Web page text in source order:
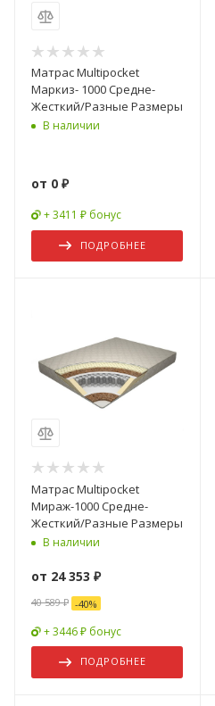
Матрас Multipocket
Маркиз- 1000 Средне-
Жесткий/Разные Размеры
В наличии
от 0 ₽
+ 3411 ₽ бонус
ПОДРОБНЕЕ
Матрас Multipocket
Мираж-1000 Средне-
Жесткий/Разные Размеры
В наличии
от 24 353 ₽
40 589 ₽ -40%
+ 3446 ₽ бонус
ПОДРОБНЕЕ